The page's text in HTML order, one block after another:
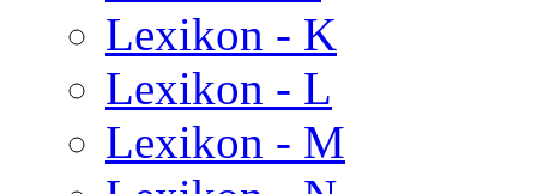
Lexikon - K
Lexikon - L
Lexikon - M